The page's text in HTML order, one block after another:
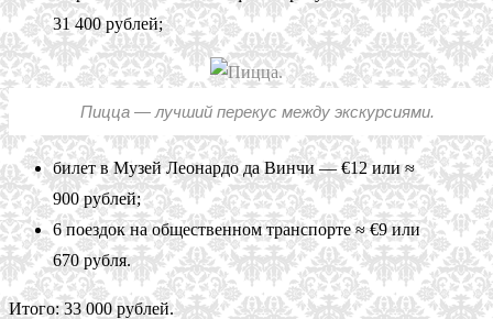
31 400 рублей;
Пицца — лучший перекус между экскурсиями.
билет в Музей Леонардо да Винчи — €12 или ≈
900 рублей;
6 поездок на общественном транспорте ≈ €9 или
670 рубля.
Итого: 33 000 рублей.